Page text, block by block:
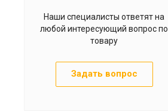
Наши специалисты ответят на
любой интересующий вопрос по
товару
Задать вопрос